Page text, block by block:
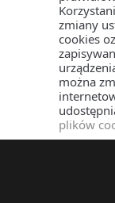
zmiany
cookies
można
plików